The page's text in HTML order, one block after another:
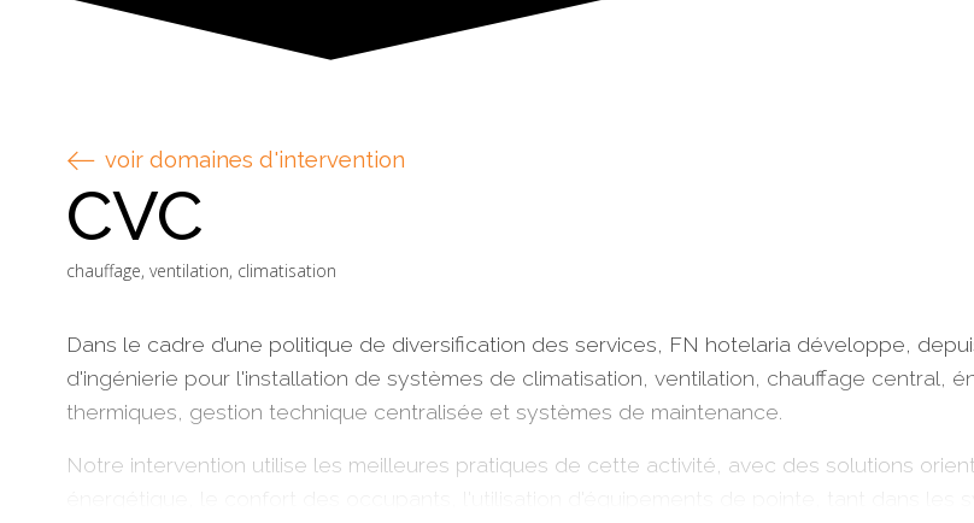
voir domaines d'intervention
CVC
chauffage, ventilation, climatisation
Dans le cadre d’une politique de diversification des services, FN hotelaria développe,
d'ingénierie pour l'installation de systèmes de climatisation, ventilation, chauffage central,
thermiques, gestion technique centralisée et systèmes de maintenance.
Notre intervention utilise les meilleures pratiques de cette activité, avec des solutions